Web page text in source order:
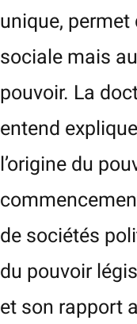
unique,
sociale mais
pouvoir. La
entend
l’origine du
de sociétés
du pouvoir
et son rapport